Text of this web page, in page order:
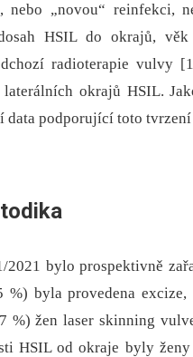
„novou“ reinfekci,
HSIL do okrajů,
radioterapie vulvy
okrajů HSIL.
data podporující toto
2021 bylo prospektivně
%) byla provedena
%) žen laser skinning
HSIL od okraje byly